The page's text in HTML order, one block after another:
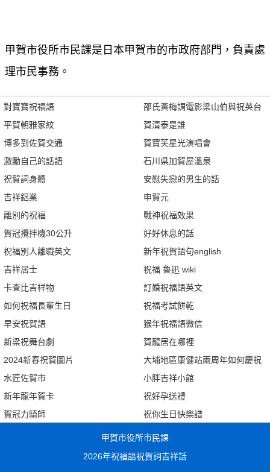
甲賀市役所市民課是日本甲賀市的市政府部門，負責處
理市民事務。
對寶寶祝福語
平賀朝雅家紋
博多到佐賀交通
激勵自己的話語
祝賀詞身體
吉祥鋁業
離別的祝福
賀冠攪拌機30公升
祝福別人離職英文
吉祥居士
卡查比吉祥物
如何祝福長輩生日
早安祝賀語
新梁祝舞台劇
2024新春祝賀圖片
水匠佐賀市
新年龍年賀卡
賀冠力騎師
邵氏黃梅調電影梁山伯與祝英台
賀清泰是誰
賀寶芙星光演唱會
石川県加賀屋溫泉
安慰失戀的男生的話
申賀元
戰神祝福效果
好好休息的話
新年祝賀語句english
祝福 魯迅 wiki
訂婚祝福語英文
祝福考試餅乾
猴年祝福語微信
賀龍居在哪裡
大埔地區康健站兩周年如何慶祝
小胖吉祥小館
祝好孕送禮
祝你生日快樂譜
甲賀市役所市民課
2026年祝福語祝賀詞吉祥話